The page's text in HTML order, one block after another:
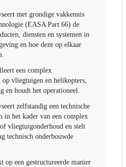
met grondige vakkennis
(EASA Part 66) de
diensten en systemen in
en hoe deze op elkaar
een complex
op vliegtuigen en helikopters,
en houdt het operationeel.
zelfstandig een technische
in het kader van een complex
vliegtuigonderhoud en stelt
technisch onderbouwde
op een gestructureerde manier